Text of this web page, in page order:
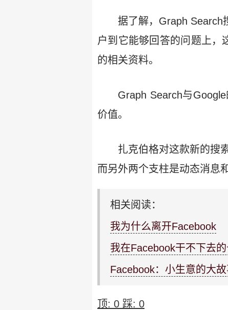
据了解，Graph Search
户到它能够回答的问题上，
的相关资料。
Graph Search与
价值。
扎克伯格对这款新的搜
而另外两个支柱是动态消息
相关阅读：
我为什么离开Facebook
我在Facebook干不下去
Facebook：小生意的大
顶: 0 踩: 0